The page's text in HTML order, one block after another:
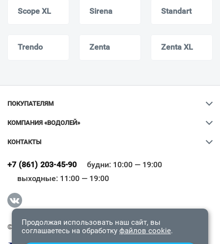
Scope XL Sirena Standart
Trendo Zenta Zenta XL
ПОКУПАТЕЛЯМ
КОМПАНИЯ «ВОДОЛЕЙ»
КОНТАКТЫ
+7 (861) 203-45-90
будни: 10:00 — 19:00
выходные: 11:00 — 19:00
© 2009-2026 «Водолей Онлайн». Все права защищены.
Всё верно
Продолжая использовать наш сайт, вы
соглашаетесь на обработку файлов cookie.